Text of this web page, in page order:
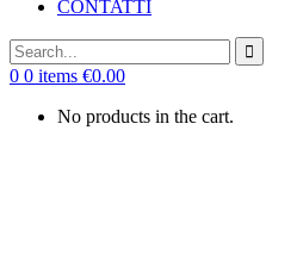
CONTATTI
0 0 items €0.00
No products in the cart.